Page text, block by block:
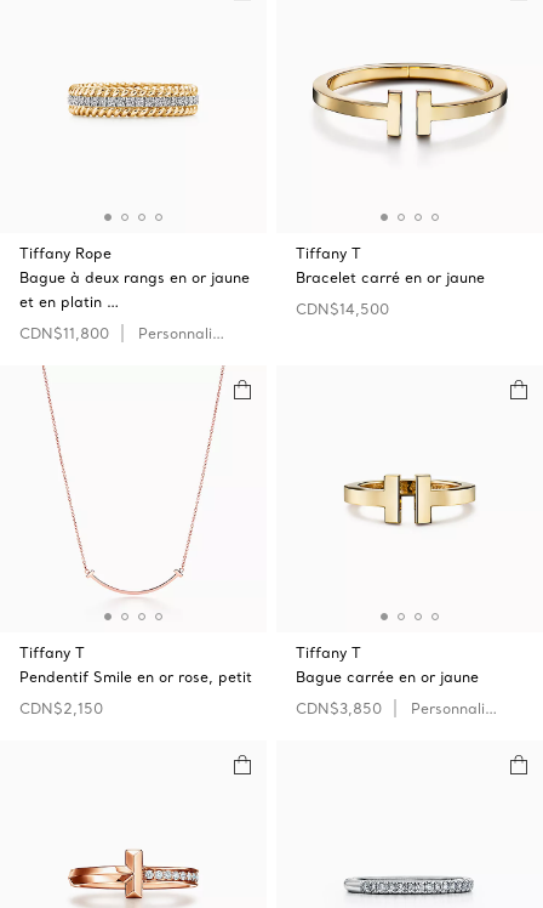
Tiffany Rope
Bague à deux rangs en or jaune
et en platin …
CDN$11,800
Personnaliser
Tiffany T
Bracelet carré en or jaune
CDN$14,500
Tiffany T
Pendentif Smile en or rose, petit
CDN$2,150
Tiffany T
Bague carrée en or jaune
CDN$3,850
Personnaliser